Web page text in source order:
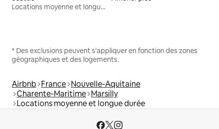
Locations moyenne et longue durée
* Des exclusions peuvent s'appliquer en fonction des zones
géographiques et des logements.
Airbnb France Nouvelle-Aquitaine
Charente-Maritime Marsilly
Locations moyenne et longue durée